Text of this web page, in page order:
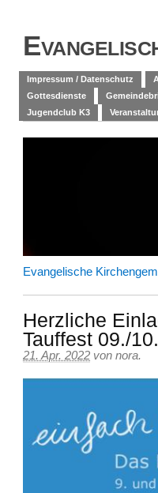
Impressum / Datenschutz
Gottesdienste
Jugendclub K3
Evangelische
Herzliche
Tauffest 09./
21. Apr. 2022 von nora.